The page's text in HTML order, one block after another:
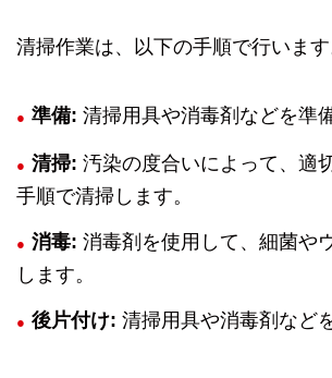
清掃作業は、以下の手順で行います
準備: 清掃用具や消毒剤などを準
清掃: 汚染の度合いによって、適
手順で清掃します。
消毒: 消毒剤を使用して、細菌や
します。
後片付け: 清掃用具や消毒剤など